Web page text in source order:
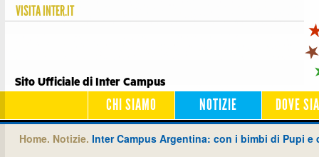
VISITAINTER.IT
Sito Ufficiale di Inter Campus
CHI SIAMO NOTIZIE DOVE
Home. Notizie. Inter Campus Argentina: con i bimbi di Pupi e